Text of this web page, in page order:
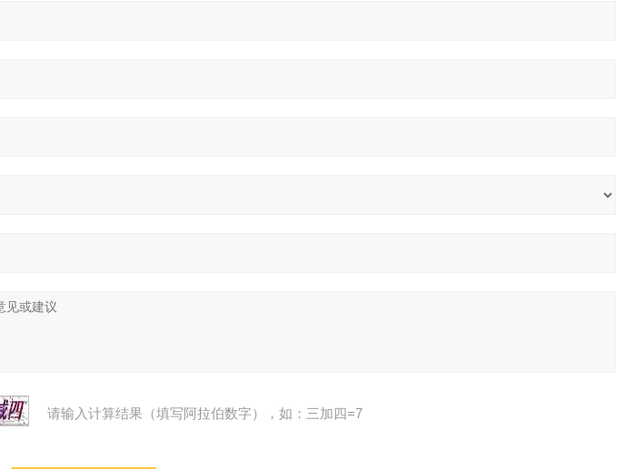
请输入计算结果（填写阿拉伯数字），如：三加四=7